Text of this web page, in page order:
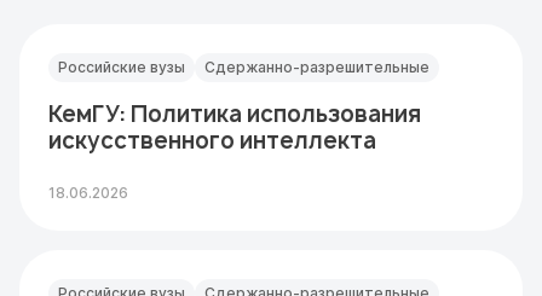
Российские вузы Сдержанно-разрешительные
КемГУ: Политика использования
искусственного интеллекта
18.06.2026